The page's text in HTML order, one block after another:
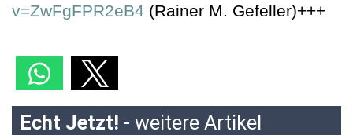
v=ZwFgFPR2eB4 (Rainer M. Gefeller)+++
Echt Jetzt! - weitere Artikel